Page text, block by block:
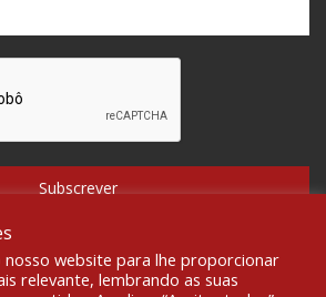
Subscrever
nosso website para lhe proporcionar
relevante, lembrando as suas